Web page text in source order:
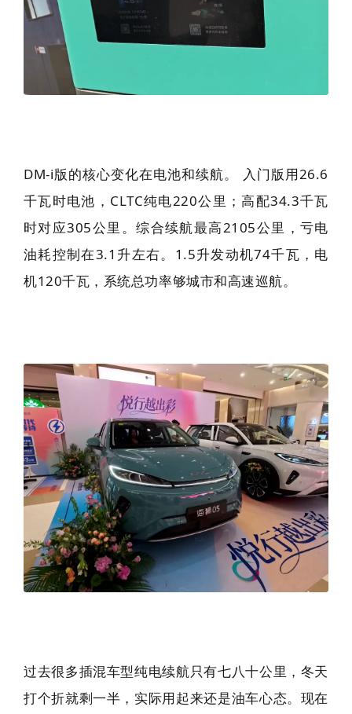
DM-i版的核心变化在电池和续航。 入门版用26.6
千瓦时电池，CLTC纯电220公里；高配34.3千瓦
时对应305公里。综合续航最高2105公里，亏电
油耗控制在3.1升左右。1.5升发动机74千瓦，电
机120千瓦，系统总功率够城市和高速巡航。
过去很多插混车型纯电续航只有七八十公里，冬天
打个折就剩一半，实际用起来还是油车心态。现在